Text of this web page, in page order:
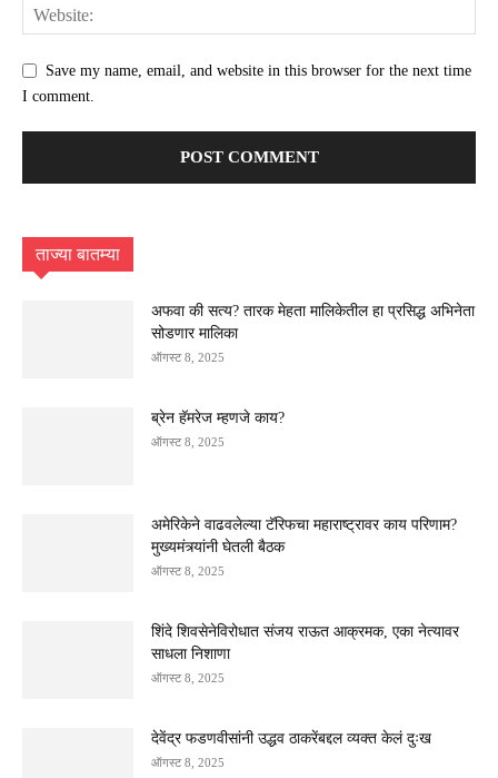
Save my name, email, and website in this browser for the next time
I comment.
ताज्या बातम्या
अफवा की सत्य? तारक मेहता मालिकेतील हा प्रसिद्ध अभिनेता
सोडणार मालिका
ऑगस्ट 8, 2025
ब्रेन हॅमरेज म्हणजे काय?
ऑगस्ट 8, 2025
अमेरिकेने वाढवलेल्या टॅरिफचा महाराष्ट्रावर काय परिणाम?
मुख्यमंत्र्यांनी घेतली बैठक
ऑगस्ट 8, 2025
शिंदे शिवसेनेविरोधात संजय राऊत आक्रमक, एका नेत्यावर
साधला निशाणा
ऑगस्ट 8, 2025
देवेंद्र फडणवीसांनी उद्धव ठाकरेंबद्दल व्यक्त केलं दुःख
ऑगस्ट 8, 2025